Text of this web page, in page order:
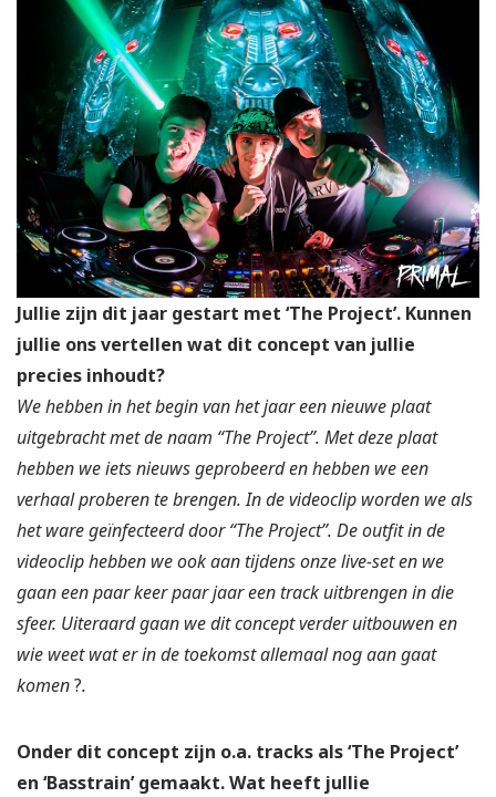
Jullie zijn dit jaar gestart met ‘The Project’. Kunnen
jullie ons vertellen wat dit concept van jullie
precies inhoudt?
We hebben in het begin van het jaar een nieuwe plaat
uitgebracht met de naam “The Project”. Met deze plaat
hebben we iets nieuws geprobeerd en hebben we een
verhaal proberen te brengen. In de videoclip worden we als
het ware geïnfecteerd door “The Project”. De outfit in de
videoclip hebben we ook aan tijdens onze live-set en we
gaan een paar keer paar jaar een track uitbrengen in die
sfeer. Uiteraard gaan we dit concept verder uitbouwen en
wie weet wat er in de toekomst allemaal nog aan gaat
komen?.
Onder dit concept zijn o.a. tracks als ‘The Project’
en ‘Basstrain’ gemaakt. Wat heeft jullie